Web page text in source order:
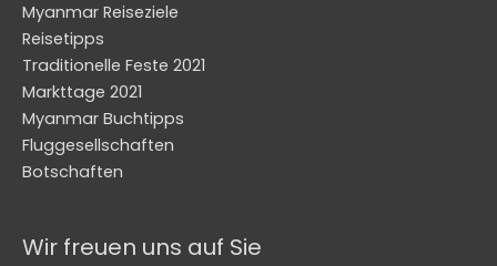
Myanmar Reiseziele
Reisetipps
Traditionelle Feste 2021
Markttage 2021
Myanmar Buchtipps
Fluggesellschaften
Botschaften
Wir freuen uns auf Sie